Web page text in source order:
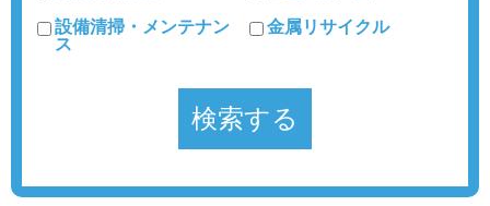
設備清掃・メンテナン
ス
金属リサイクル